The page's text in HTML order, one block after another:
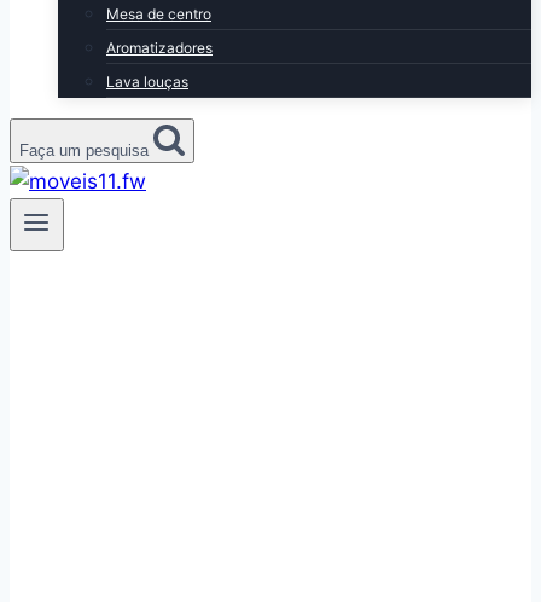
Mesa de centro
Aromatizadores
Lava louças
Faça um pesquisa